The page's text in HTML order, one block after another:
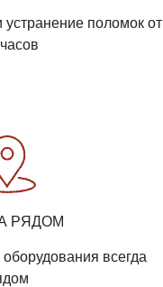
поломок от
РЯДОМ
всегда